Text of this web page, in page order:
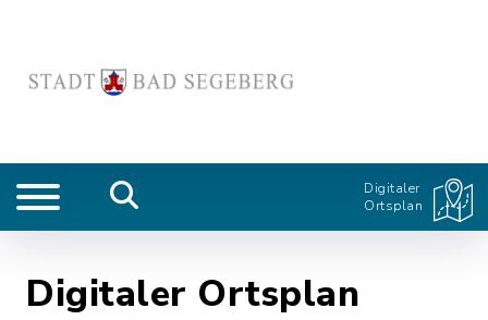
Digitaler
Ortsplan
Digitaler Ortsplan